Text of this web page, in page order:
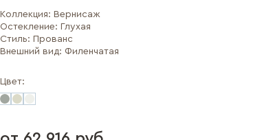
Коллекция: Вернисаж
Остекление: Глухая
Стиль: Прованс
Внешний вид: Филенчатая
Цвет: